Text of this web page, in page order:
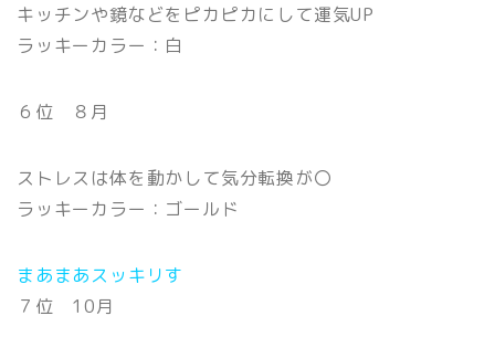
キッチンや鏡などをピカピカにして運気UP
ラッキーカラー：白
６位 ８月
ストレスは体を動かして気分転換が〇
ラッキーカラー：ゴールド
まあまあスッキリす
７位 10月